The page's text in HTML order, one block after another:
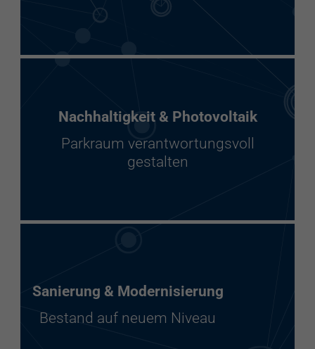
Nachhaltigkeit & Photovoltaik
Parkraum verantwortungsvoll
gestalten
Sanierung & Modernisierung
Bestand auf neuem Niveau